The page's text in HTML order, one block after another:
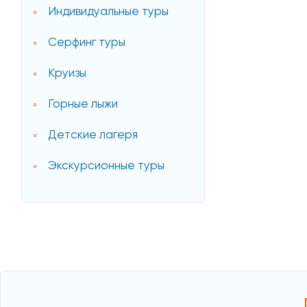
Индивидуальные туры
Серфинг туры
Круизы
Горные лыжи
Детские лагеря
Экскурсионные туры